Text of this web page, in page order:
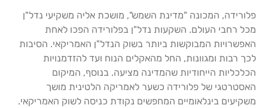
פלורידה, המכונה "מדינת השמש", מושכת אליה משקיעי נדל"ן
מכל רחבי העולם. השקעות נדל"ן בפלורידה הפכו לאחת
האפשרויות המבוקשות ביותר בשוק הנדל"ן האמריקאי. הסיבות
לכך רבות ומגוונות, החל מהאקלים הנוח ועד להזדמנויות
הכלכליות הייחודיות שהמדינה מציעה. בנוסף, המיקום
האסטרטגי של פלורידה כשער לאמריקה הלטינית מושך
משקיעים בינלאומיים המחפשים נקודת כניסה לשוק האמריקאי.